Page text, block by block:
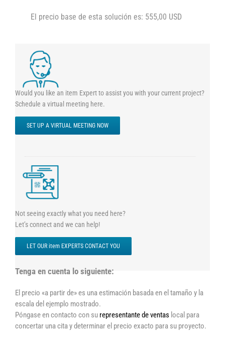
El precio base de esta solución es: 555,00 USD
Would you like an item Expert to assist you with your current project?
Schedule a virtual meeting here.
SET UP A VIRTUAL MEETING NOW
Not seeing exactly what you need here?
Let’s connect and we can help!
LET OUR item EXPERTS CONTACT YOU
Tenga en cuenta lo siguiente:
El precio «a partir de» es una estimación basada en el tamaño y la
escala del ejemplo mostrado.
Póngase en contacto con su representante de ventas local para
concertar una cita y determinar el precio exacto para su proyecto.